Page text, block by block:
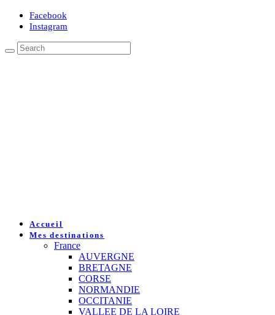
Facebook
Instagram
Accueil
Mes destinations
France
AUVERGNE
BRETAGNE
CORSE
NORMANDIE
OCCITANIE
VALLEE DE LA LOIRE